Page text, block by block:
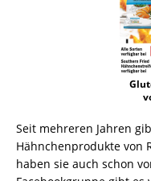
Seit mehreren Jahren
Hähnchenprodukte von
haben sie auch schon